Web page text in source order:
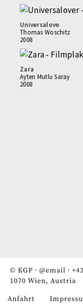
Universalove
Thomas Woschitz
2008
Zara
Ayten Mutlu Saray
2008
© KGP · @email ·
1070 Wien, Austria
Anfahrt